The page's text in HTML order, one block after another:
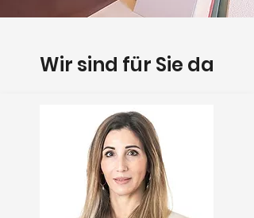
Wir sind für Sie da